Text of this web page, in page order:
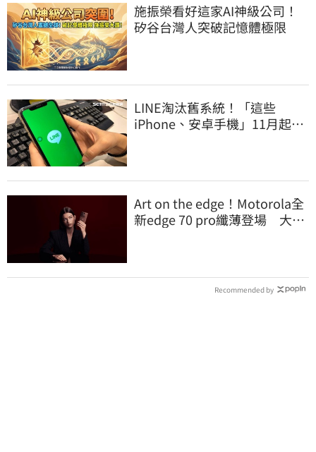
施振榮看好這家AI神級公司！
矽谷台灣人突破記憶體極限
LINE淘汰舊系統！「這些
iPhone、安卓手機」11月起無
Art on the edge！Motorola全
新edge 70 pro纖薄登場 大玩
Recommended by